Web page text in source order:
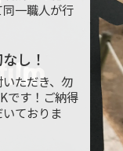
一職人が行
し！
ただき、勿
です！ご納得
ておりま